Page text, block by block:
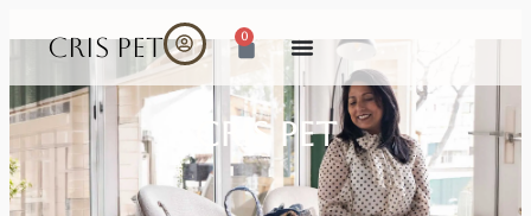
CRIS PET 0
Cris Pet